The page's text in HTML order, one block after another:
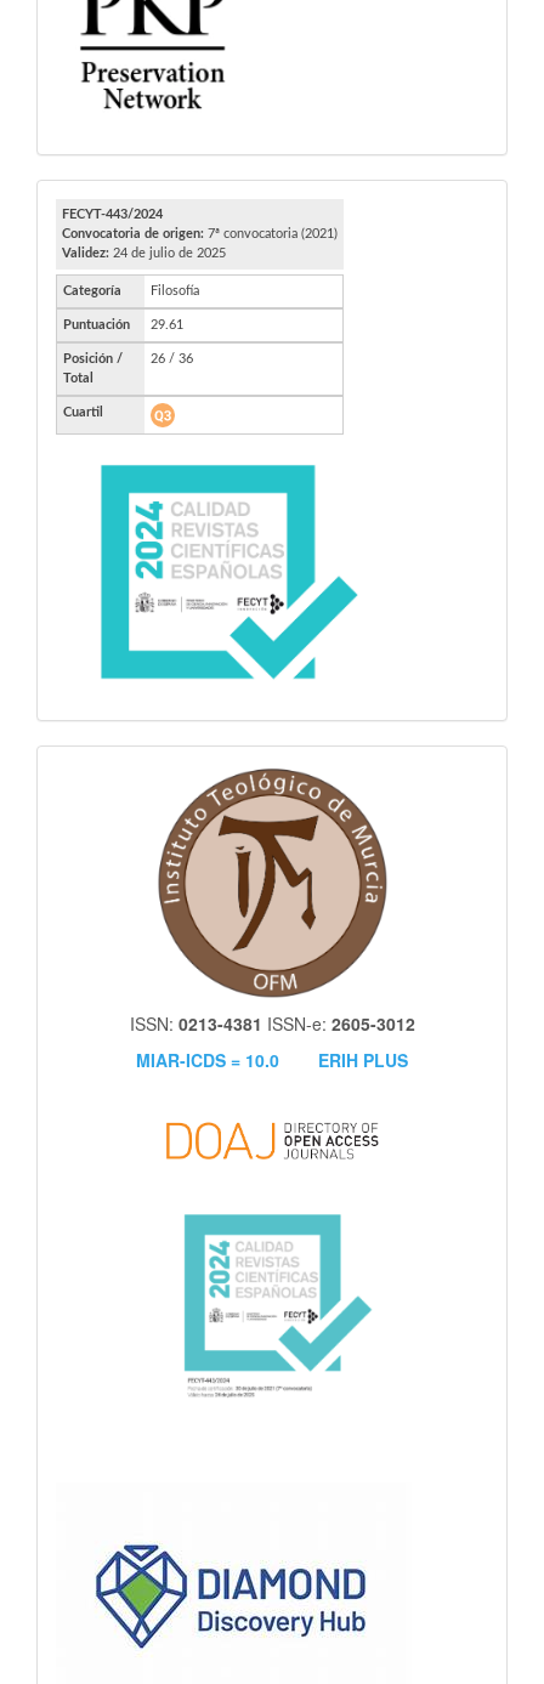
FECYT
ISSN: 0213-4381 ISSN-e: 2605-3012
MIAR-ICDS = 10.0
ERIH PLUS